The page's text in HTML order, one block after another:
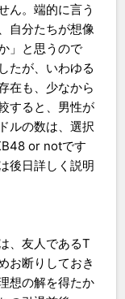
ん。端的に言う
自分たちが想像
」と思うので
たが、いわゆる
在も、少なから
すると、男性が
ルの数は、選択
or notです
後日詳しく説明
、友人であるT
お断りしておき
想の解を得たか